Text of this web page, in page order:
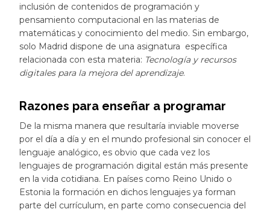
inclusión de contenidos de programación y
pensamiento computacional en las materias de
matemáticas y conocimiento del medio. Sin embargo,
solo Madrid dispone de una asignatura específica
relacionada con esta materia: Tecnología y recursos
digitales para la mejora del aprendizaje.
Razones para enseñar a programar
De la misma manera que resultaría inviable moverse
por el día a día y en el mundo profesional sin conocer el
lenguaje analógico, es obvio que cada vez los
lenguajes de programación digital están más presente
en la vida cotidiana. En países como Reino Unido o
Estonia la formación en dichos lenguajes ya forman
parte del currículum, en parte como consecuencia del